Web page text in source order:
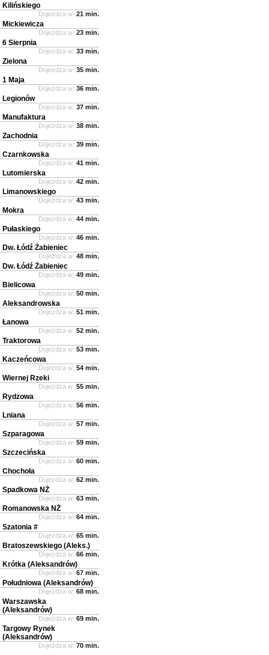
Kilińskiego
Dojeżdża w: 21 min.
Mickiewicza
Dojeżdża w: 23 min.
6 Sierpnia
Dojeżdża w: 33 min.
Zielona
Dojeżdża w: 35 min.
1 Maja
Dojeżdża w: 36 min.
Legionów
Dojeżdża w: 37 min.
Manufaktura
Dojeżdża w: 38 min.
Zachodnia
Dojeżdża w: 39 min.
Czarnkowska
Dojeżdża w: 41 min.
Lutomierska
Dojeżdża w: 42 min.
Limanowskiego
Dojeżdża w: 43 min.
Mokra
Dojeżdża w: 44 min.
Pułaskiego
Dojeżdża w: 46 min.
Dw. Łódź Żabieniec
Dojeżdża w: 48 min.
Dw. Łódź Żabieniec
Dojeżdża w: 49 min.
Bielicowa
Dojeżdża w: 50 min.
Aleksandrowska
Dojeżdża w: 51 min.
Łanowa
Dojeżdża w: 52 min.
Traktorowa
Dojeżdża w: 53 min.
Kaczeńcowa
Dojeżdża w: 54 min.
Wiernej Rzeki
Dojeżdża w: 55 min.
Rydzowa
Dojeżdża w: 56 min.
Lniana
Dojeżdża w: 57 min.
Szparagowa
Dojeżdża w: 59 min.
Szczecińska
Dojeżdża w: 60 min.
Chochoła
Dojeżdża w: 62 min.
Spadkowa NŻ
Dojeżdża w: 63 min.
Romanowska NŻ
Dojeżdża w: 64 min.
Szatonia #
Dojeżdża w: 65 min.
Bratoszewskiego (Aleks.)
Dojeżdża w: 66 min.
Krótka (Aleksandrów)
Dojeżdża w: 67 min.
Południowa (Aleksandrów)
Dojeżdża w: 68 min.
Warszawska
(Aleksandrów)
Dojeżdża w: 69 min.
Targowy Rynek
(Aleksandrów)
Dojeżdża w: 70 min.